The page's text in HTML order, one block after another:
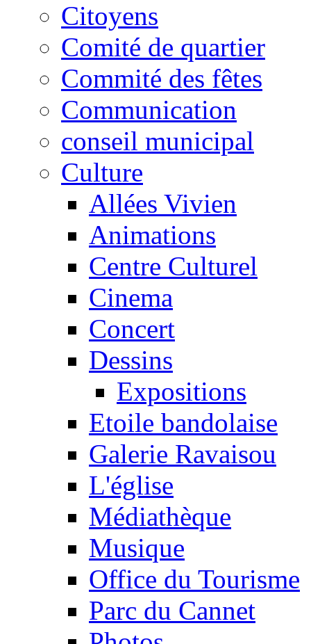
Citoyens
Comité de quartier
Commité des fêtes
Communication
conseil municipal
Culture
Allées Vivien
Animations
Centre Culturel
Cinema
Concert
Dessins
Expositions
Etoile bandolaise
Galerie Ravaisou
L'église
Médiathèque
Musique
Office du Tourisme
Parc du Cannet